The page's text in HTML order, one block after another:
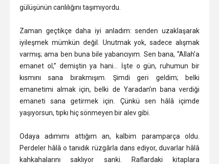
gülüşünün canlılığını taşımıyordu.
Zaman geçtikçe daha iyi anladım: senden uzaklaşarak
iyileşmek mümkün değil. Unutmak yok, sadece alışmak
varmış; ama ben buna bile yabancıyım. Sen bana, “Allah’a
emanet ol,” demiştin ya hani… İşte o gün, ruhumun bir
kısmını sana bırakmışım. Şimdi geri geldim; belki
emanetimi almak için, belki de Yaradan’ın bana verdiği
emaneti sana getirmek için. Çünkü sen hâlâ içimde
yaşıyorsun, tıpkı hiç sönmeyen bir alev gibi.
Odaya adımımı attığım an, kalbim paramparça oldu.
Perdeler hâlâ o tanıdık rüzgârla dans ediyor, duvarlar hâlâ
kahkahalarını saklıyor sanki. Raflardaki kitaplara